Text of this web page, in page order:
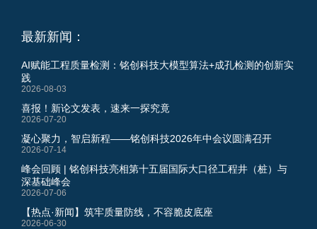
最新新闻：
AI赋能工程质量检测：铭创科技大模型算法+成孔检测的创新实
践
2026-08-03
喜报！新论文发表，速来一探究竟
2026-07-20
凝心聚力，智启新程——铭创科技2026年中会议圆满召开
2026-07-14
峰会回顾 | 铭创科技亮相第十五届国际大口径工程井（桩）与
深基础峰会
2026-07-06
【热点·新闻】筑牢质量防线，不容脆皮底座
2026-06-30